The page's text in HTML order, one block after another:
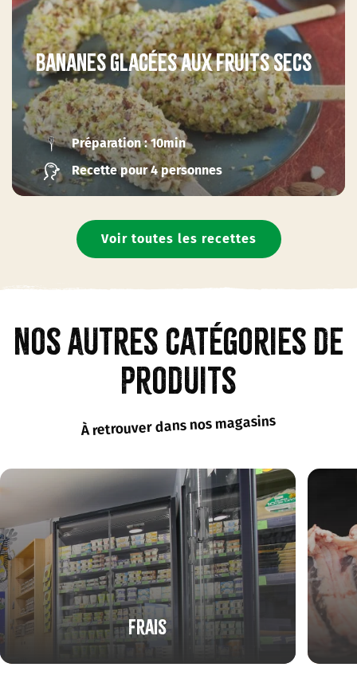
Bananes glacées aux fruits secs
Préparation : 10min
Recette pour 4 personnes
Voir toutes les recettes
Nos autres catégories de
produits
À retrouver dans nos magasins
Frais